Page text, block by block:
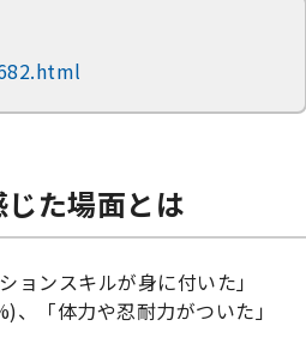
た場面とは
ンスキルが身に付いた」
「体力や忍耐力がついた」